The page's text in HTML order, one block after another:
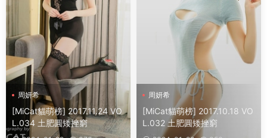
周妍希
[MiCat貓萌榜] 2017.11.24 VO
L.034 土肥圓矮挫窮
周妍希
[MiCat貓萌榜] 2017.10.18 VO
L.032 土肥圓矮挫窮